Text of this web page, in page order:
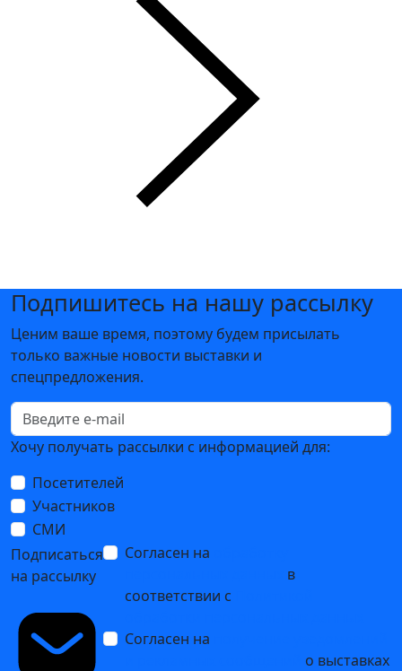
Подпишитесь на нашу рассылку
Ценим ваше время, поэтому будем присылать
только важные новости выставки и
спецпредложения.
Хочу получать рассылки с информацией для:
Посетителей
Участников
СМИ
Подписаться
на рассылку
Согласен на
в
соответствии с
Согласен на
о выставках